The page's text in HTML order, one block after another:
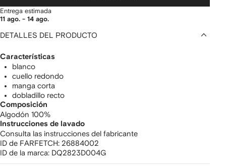
Entrega estimada
11 ago. - 14 ago.
DETALLES DEL PRODUCTO
Características
blanco
cuello redondo
manga corta
dobladillo recto
Composición
Algodón 100%
Instrucciones de lavado
Consulta las instrucciones del fabricante
ID de FARFETCH: 26884002
ID de la marca: DQ2823D004G